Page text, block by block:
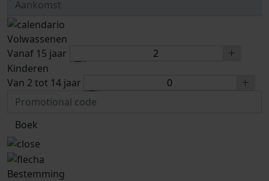
Volwassenen
Vanaf 15 jaar
Kinderen
Van 2 tot 14 jaar
Boek
Bestemming